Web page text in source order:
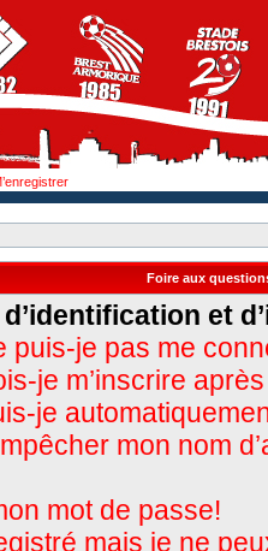
Foire aux
et
puis-je pas me
je m’inscrire
je
mon nom
mot de passe!
mais je ne